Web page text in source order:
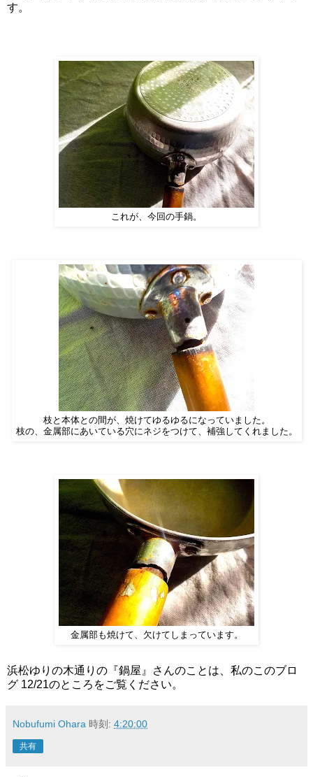
す。
これが、今回の手鍋。
枝と本体との間が、焼けてゆるゆるになっていました。
枝の、金属部にあいている穴にネジをつけて、補強してくれました。
金属部も焼けて、欠けてしまっています。
浜松ゆりの木通りの『鍋屋』さんのことは、私のこのブロ
グ 12/21のところをご覧ください。
Nobufumi Ohara 時刻: 4:20:00
共有